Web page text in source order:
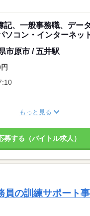
記、一般事務職、デー
ソコン・インターネッ
市原市 / 五井駅
もっと見る
募する（バイトル求人）
員の訓練サポート